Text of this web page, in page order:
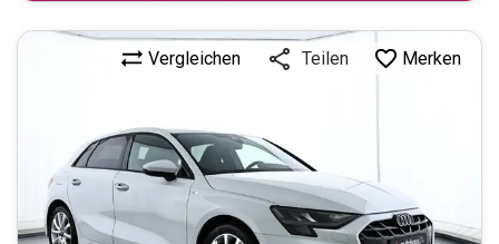
Vergleichen Teilen Merken